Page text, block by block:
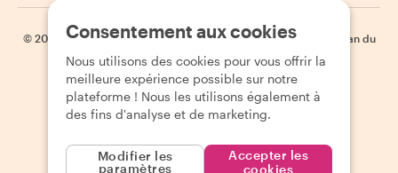
© 2026 Withlocals.com | Politique de confidentialité | Cookies
Plan du
site
Consentement aux cookies
Nous utilisons des cookies pour vous offrir la
meilleure expérience possible sur notre
plateforme ! Nous les utilisons également à
des fins d'analyse et de marketing.
Modifier les
paramètres
Accepter les
cookies